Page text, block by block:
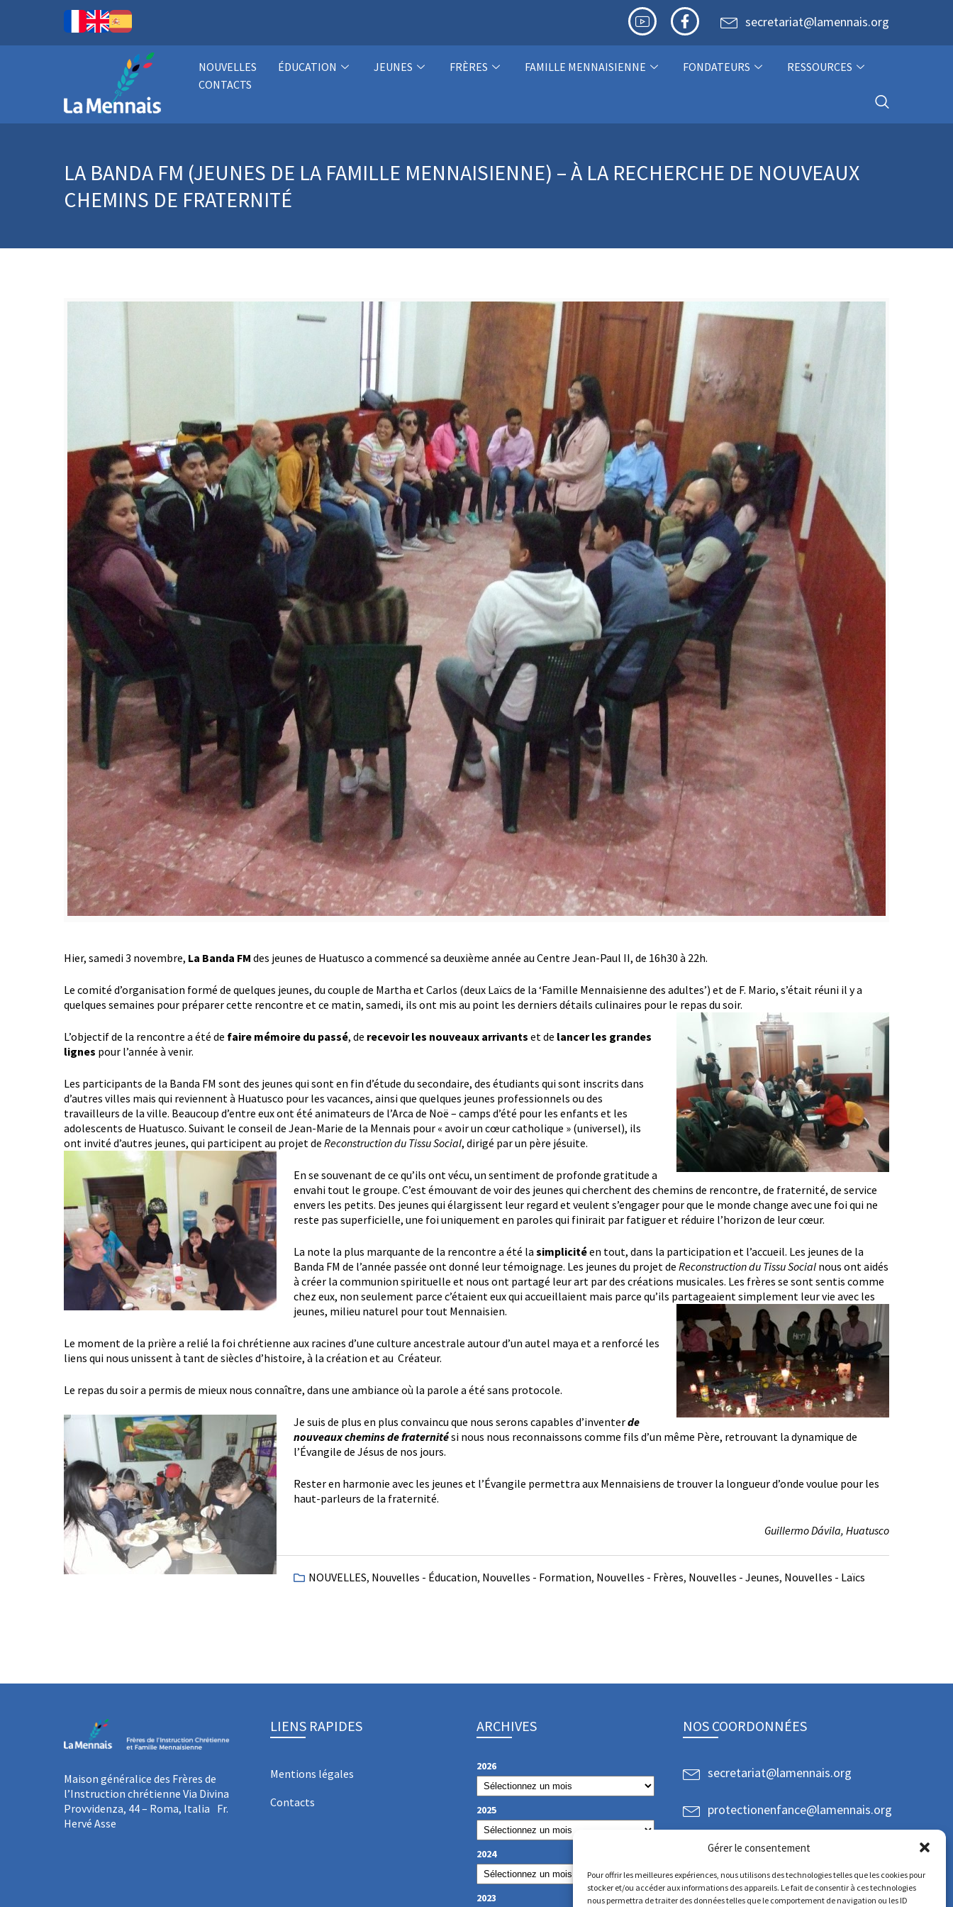
Gérer le consentement
Pour offrir les meilleures expériences, nous utilisons des technologies telles que les cookies pour
stocker et/ou accéder aux informations des appareils. Le fait de consentir à ces technologies
nous permettra de traiter des données telles que le comportement de navigation ou les ID
secretariat@lamennais.org
NOUVELLES ÉDUCATION JEUNES FRÈRES FAMILLE MENNAISIENNE FONDATEURS
RESSOURCES
CONTACTS
LA BANDA FM (JEUNES DE LA FAMILLE MENNAISIENNE) – À LA RECHERCHE DE NOUVEAUX
CHEMINS DE FRATERNITÉ
Hier, samedi 3 novembre, La Banda FM des jeunes de Huatusco a commencé sa deuxième année au Centre Jean-Paul II, de 16h30 à 22h.
Le comité d’organisation formé de quelques jeunes, du couple de Martha et Carlos (deux Laïcs de la ‘Famille Mennaisienne des adultes’) et de F. Mario, s’était réuni il y a
quelques semaines pour préparer cette rencontre et ce matin, samedi, ils ont mis au point les derniers détails culinaires pour le repas du soir.
L’objectif de la rencontre a été de faire mémoire du passé, de recevoir les nouveaux arrivants et de lancer les grandes
lignes pour l’année à venir.
Les participants de la Banda FM sont des jeunes qui sont en fin d’étude du secondaire, des étudiants qui sont inscrits dans
d’autres villes mais qui reviennent à Huatusco pour les vacances, ainsi que quelques jeunes professionnels ou des
travailleurs de la ville. Beaucoup d’entre eux ont été animateurs de l’Arca de Noë – camps d’été pour les enfants et les
adolescents de Huatusco. Suivant le conseil de Jean-Marie de la Mennais pour « avoir un cœur catholique » (universel), ils
ont invité d’autres jeunes, qui participent au projet de Reconstruction du Tissu Social, dirigé par un père jésuite.
En se souvenant de ce qu’ils ont vécu, un sentiment de profonde gratitude a
envahi tout le groupe. C’est émouvant de voir des jeunes qui cherchent des chemins de rencontre, de fraternité, de service
envers les petits. Des jeunes qui élargissent leur regard et veulent s’engager pour que le monde change avec une foi qui ne
reste pas superficielle, une foi uniquement en paroles qui finirait par fatiguer et réduire l’horizon de leur cœur.
La note la plus marquante de la rencontre a été la simplicitéen tout, dans la participation et l’accueil. Les jeunes de la
Banda FM de l’année passée ont donné leur témoignage. Les jeunes du projet de Reconstruction du Tissu Social nous ont aidés
à créer la communion spirituelle et nous ont partagé leur art par des créations musicales. Les frères se sont sentis comme
chez eux, non seulement parce c’étaient eux qui accueillaient mais parce qu’ils partageaient simplement leur vie avec les
jeunes, milieu naturel pour tout Mennaisien.
Le moment de la prière a relié la foi chrétienne aux racines d’une culture ancestrale autour d’un autel maya et a renforcé les
liens qui nous unissent à tant de siècles d’histoire, à la création et au Créateur.
Le repas du soir a permis de mieux nous connaître, dans une ambiance où la parole a été sans protocole.
Je suis de plus en plus convaincu que nous serons capables d’inventerde
nouveaux chemins de fraternitési nous nous reconnaissons comme fils d’un même Père, retrouvant la dynamique de
l’Évangile de Jésus de nos jours.
Rester en harmonie avec les jeunes et l’Évangile permettra aux Mennaisiens de trouver la longueur d’onde voulue pour les
haut-parleurs de la fraternité.
Guillermo Dávila, Huatusco
NOUVELLES, Nouvelles - Éducation, Nouvelles - Formation, Nouvelles - Frères, Nouvelles - Jeunes, Nouvelles - Laïcs
Maison généralice des Frères de
l’Instruction chrétienne Via Divina
Provvidenza, 44 – Roma, Italia Fr.
Hervé Asse
LIENS RAPIDES
Mentions légales
Contacts
ARCHIVES
2026
2025
2024
2023
NOS COORDONNÉES
secretariat@lamennais.org
protectionenfance@lamennais.org